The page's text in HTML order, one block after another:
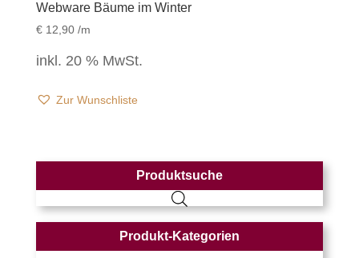
Webware Bäume im Winter
€12,90/m
inkl. 20 % MwSt.
Zur Wunschliste
Produktsuche
Produkt-Kategorien